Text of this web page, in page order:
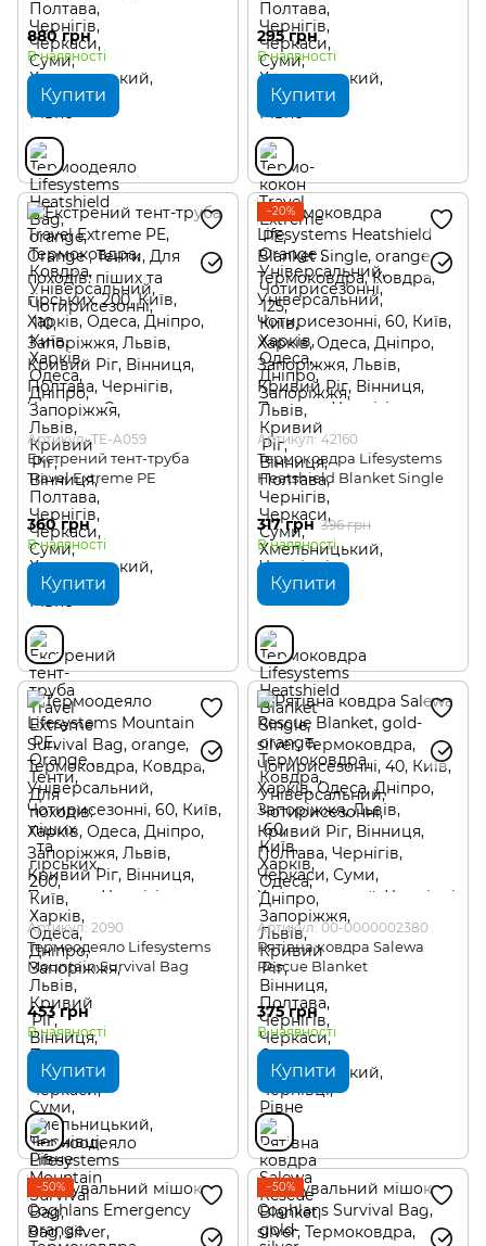
880 грн
В наявності
Купити
295 грн
В наявності
Купити
Артикул: TE-A059
Екстрений тент-труба
Travel Extreme PE
360 грн
В наявності
Купити
−20%
Артикул: 42160
Термоковдра Lifesystems
Heatshield Blanket Single
317 грн 396 грн
В наявності
Купити
Артикул: 2090
Термоодеяло Lifesystems
Mountain Survival Bag
453 грн
В наявності
Купити
Артикул: 00-0000002380
Рятівна ковдра Salewa
Rescue Blanket
375 грн
В наявності
Купити
−50% −50%